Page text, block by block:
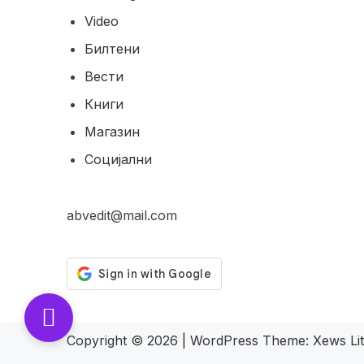
Video
Билтени
Вести
Книги
Магазин
Социјални
abvedit@mail.com
Copyright © 2026 WordPress Theme: Xews